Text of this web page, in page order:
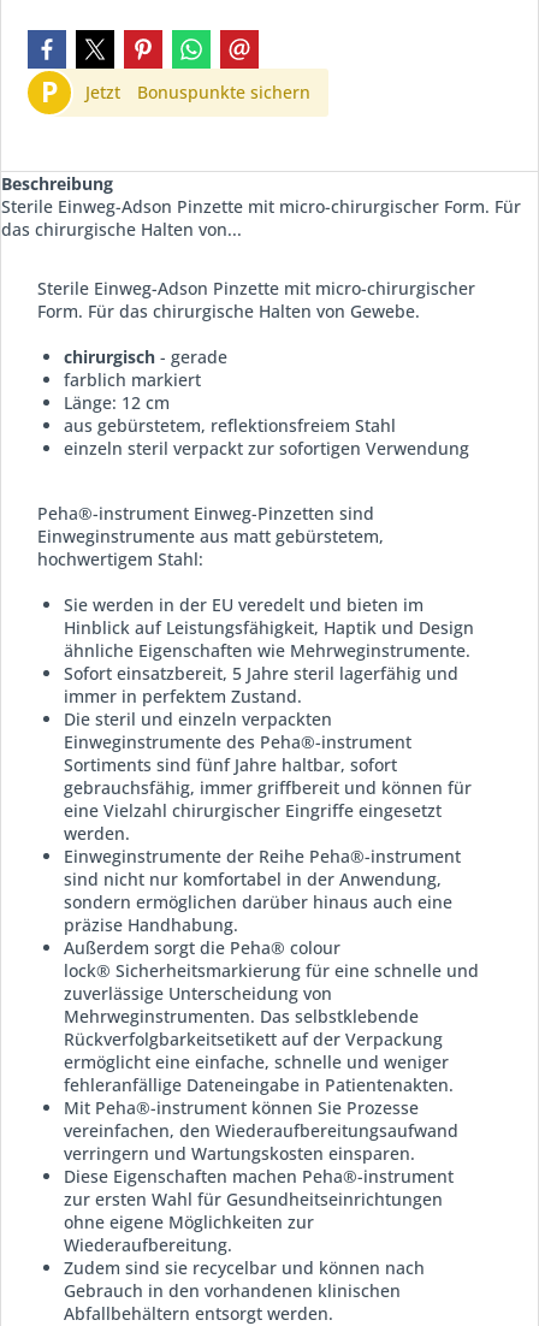
P Jetzt Bonuspunkte sichern
Beschreibung
Sterile Einweg-Adson Pinzette mit micro-chirurgischer Form. Für
das chirurgische Halten von...
Sterile Einweg-Adson Pinzette mit micro-chirurgischer
Form. Für das chirurgische Halten von Gewebe.
chirurgisch - gerade
farblich markiert
Länge: 12 cm
aus gebürstetem, reflektionsfreiem Stahl
einzeln steril verpackt zur sofortigen Verwendung
Peha®-instrument Einweg-Pinzetten sind
Einweginstrumente aus matt gebürstetem,
hochwertigem Stahl:
Sie werden in der EU veredelt und bieten im
Hinblick auf Leistungsfähigkeit, Haptik und Design
ähnliche Eigenschaften wie Mehrweginstrumente.
Sofort einsatzbereit, 5 Jahre steril lagerfähig und
immer in perfektem Zustand.
Die steril und einzeln verpackten
Einweginstrumente des Peha®-instrument
Sortiments sind fünf Jahre haltbar, sofort
gebrauchsfähig, immer griffbereit und können für
eine Vielzahl chirurgischer Eingriffe eingesetzt
werden.
Einweginstrumente der Reihe Peha®-instrument
sind nicht nur komfortabel in der Anwendung,
sondern ermöglichen darüber hinaus auch eine
präzise Handhabung.
Außerdem sorgt die Peha® colour
lock® Sicherheitsmarkierung für eine schnelle und
zuverlässige Unterscheidung von
Mehrweginstrumenten. Das selbstklebende
Rückverfolgbarkeitsetikett auf der Verpackung
ermöglicht eine einfache, schnelle und weniger
fehleranfällige Dateneingabe in Patientenakten.
Mit Peha®-instrument können Sie Prozesse
vereinfachen, den Wiederaufbereitungsaufwand
verringern und Wartungskosten einsparen.
Diese Eigenschaften machen Peha®-instrument
zur ersten Wahl für Gesundheitseinrichtungen
ohne eigene Möglichkeiten zur
Wiederaufbereitung.
Zudem sind sie recycelbar und können nach
Gebrauch in den vorhandenen klinischen
Abfallbehältern entsorgt werden.